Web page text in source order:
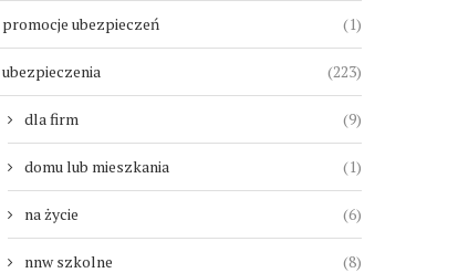
promocje ubezpieczeń (1)
ubezpieczenia (223)
dla firm (9)
domu lub mieszkania (1)
na życie (6)
nnw szkolne (8)